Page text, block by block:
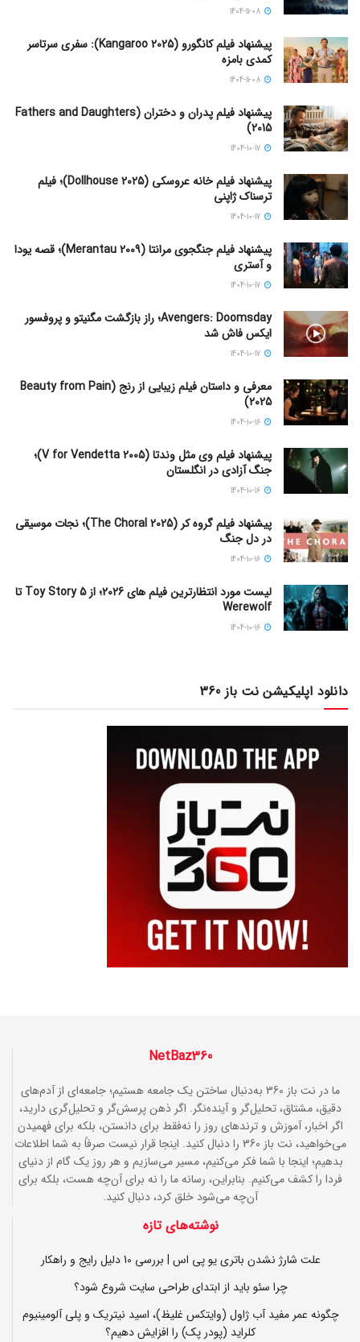
پیشنهاد فیلم کانگورو (Kangaroo 2025): سفری سرتاسر
کمدی بامزه
پیشنهاد فیلم پدران و دختران (Fathers and Daughters
2015)
پیشنهاد فیلم خانه عروسکی (Dollhouse 2025)؛ فیلم
ترسناک ژاپنی
پیشنهاد فیلم جنگجوی مرانتا (Merantau 2009)؛ قصه یودا
و آستری
Avengers: Doomsday؛ راز بازگشت مگنیتو و پروفسور
ایکس فاش شد
معرفی و داستان فیلم زیبایی از رنج (Beauty from Pain
2025)
پیشنهاد فیلم وی مثل وندتا (V for Vendetta 2005)؛
جنگ آزادی در انگلستان
پیشنهاد فیلم گروه کر (The Choral 2025)؛ نجات موسیقی
در دل جنگ
لیست مورد انتظارترین فیلم های 2026؛ از Toy Story 5 تا
Werewolf
دانلود اپلیکیشن نت باز 360
NetBaz360
ما در نت باز 360 به‌دنبال ساختن یک جامعه هستیم؛ جامعه‌ای از آدم‌های
دقیق، مشتاق، تحلیل‌گر و آینده‌نگر. اگر ذهن پرسش‌گر و تحلیل‌گری دارید،
اگر اخبار، آموزش و ترندهای روز را نه‌فقط برای دانستن، بلکه برای فهمیدن
می‌خواهید، نت باز 360 را دنبال کنید. اینجا قرار نیست صرفاً به شما اطلاعات
بدهیم؛ اینجا با شما فکر می‌کنیم، مسیر می‌سازیم و هر روز یک گام از دنیای
فردا را کشف می‌کنیم. بنابراین، رسانه ما را نه برای آن‌چه هست، بلکه برای
آن‌چه می‌شود خلق کرد، دنبال کنید.
نوشته‌های تازه
علت شارژ نشدن باتری یو پی اس | بررسی 10 دلیل رایج و راهکار
چرا سئو باید از ابتدای طراحی سایت شروع شود؟
چگونه عمر مفید آب ژاول (وایتکس غلیظ)، اسید نیتریک و پلی آلومینیوم
کلراید (پودر پک) را افزایش دهیم؟